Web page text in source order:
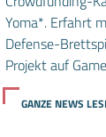
Yoma*. Erfahrt
Defense-
Projekt auf
GANZE NEWS